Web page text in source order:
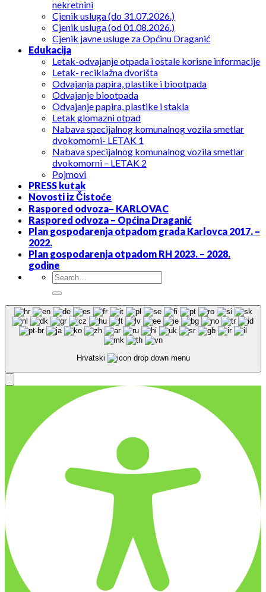
nekretnini
Cjenik usluga (do 31.07.2026.)
Cjenik usluga (od 01.08.2026.)
Cjenik javne usluge za Općinu Draganić
Edukacija
Letak-odvajanje otpada i ostale korisne informacije
Letak- reciklažna dvorišta
Odvajanja papira, plastike i biootpada
Odvajanje biootpada
Odvajanje papira, plastike i stakla
Letak glomazni otpad
Nabava specijalnog komunalnog vozila smetlar
dvokomorni- LETAK 1
Nabava specijalnog komunalnog vozila smetlar
dvokomorni – LETAK 2
Pojmovi
PRESS kutak
Novosti iz Čistoće
Raspored odvoza– KARLOVAC
Raspored odvoza – Općina Draganić
Plan gospodarenja otpadom grada Karlovca 2017. –
2022.
Plan gospodarenja otpadom RH 2023. – 2028.
godine
Hrvatski